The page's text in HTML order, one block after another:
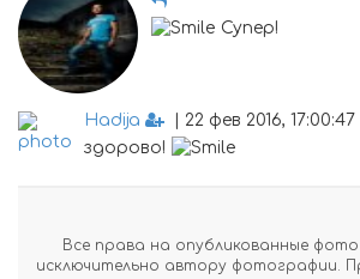
Супер!
Hadija
| 22 фев 2016,
здорово!
Все права на опубликованные
исключительно автору фотографии.